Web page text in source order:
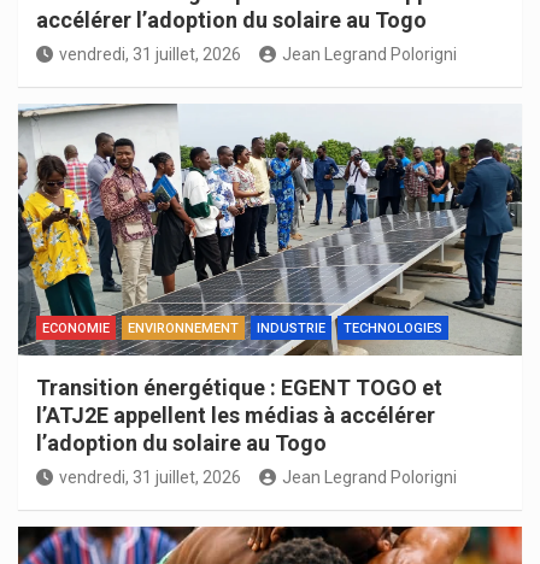
accélérer l’adoption du solaire au Togo
vendredi, 31 juillet, 2026 Jean Legrand Polorigni
ECONOMIE ENVIRONNEMENT INDUSTRIE TECHNOLOGIES
Transition énergétique : EGENT TOGO et
l’ATJ2E appellent les médias à accélérer
l’adoption du solaire au Togo
vendredi, 31 juillet, 2026 Jean Legrand Polorigni